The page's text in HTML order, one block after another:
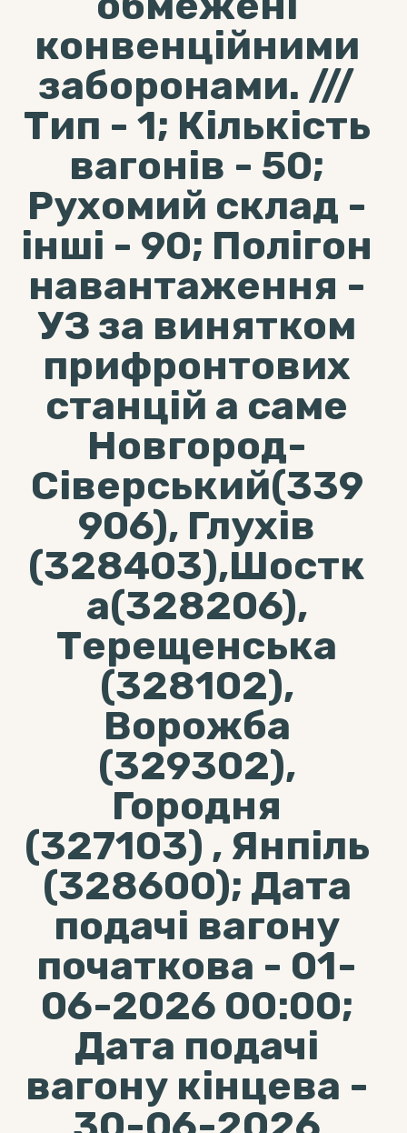
конвенційними
заборонами. ///
Тип - 1; Кількість
вагонів - 50;
Рухомий склад -
інші - 90; Полігон
навантаження -
УЗ за винятком
прифронтових
станцій а саме
Новгород-
Сіверський(339
906), Глухів
(328403),Шостк
а(328206),
Терещенська
(328102),
Ворожба
(329302),
Городня
(327103) , Янпіль
(328600); Дата
подачі вагону
початкова - 01-
06-2026 00:00;
Дата подачі
вагону кінцева -